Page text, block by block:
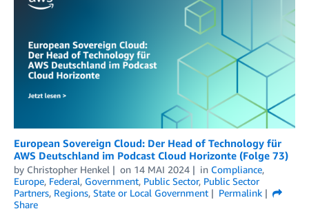
European Sovereign Cloud: Der Head of Technology für
AWS Deutschland im Podcast Cloud Horizonte (Folge 73)
by Christopher Henkel on 14 MAI 2024 in Compliance,
Europe, Federal, Government, Public Sector, Public Sector
Partners, Regions, State or Local Government
Permalink
Share